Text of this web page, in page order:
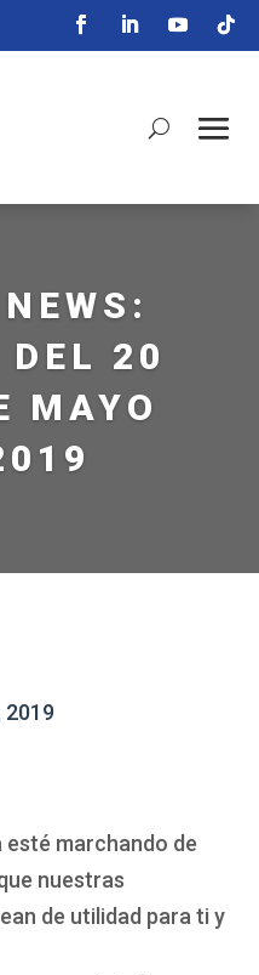
20
MAYO
2019
esté marchando de
nuestras
de utilidad para ti y